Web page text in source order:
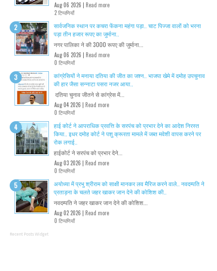
Aug 06 2026 | Read more
2 टिप्पणियाँ
सार्वजनिक स्थान पर कचरा फेंकना महंगा पड़ा.. चाट पिज्जा वालों को भरना
पड़ा तीन हजार रूपए का जुर्माना..
नगर पालिका ने की 3000 रूपए की जुर्माना...
Aug 06 2026 | Read more
0 टिप्पणियाँ
कांग्रेसियों ने मनाया दतिया की जीत का जश्न.. भाजपा खेमे में दमोह उपचुनाव
की हार जैसा सन्नाटा पसरा नजर आया..
दतिया चुनाव जीतने से कांग्रेस में...
Aug 04 2026 | Read more
0 टिप्पणियाँ
हाई कोर्ट ने आपराधिक प्रवत्ति के सरपंच को प्रभार देने का आदेश निरस्त
किया.. इधर दमोह कोर्ट ने पशु क्रूरता मामले में जब्त मवेशी वापस करने पर
रोक लगाई..
हाईकोर्ट ने सरपंच को प्रभार देने...
Aug 03 2026 | Read more
0 टिप्पणियाँ
अयोध्या में प्रभु श्रीराम को साक्षी मानकर लव मैरिज करने वाले.. नवदम्पति ने
प्रताड़ना के चलते जहर खाकर जान देने की कोशिश की..
नवदम्पति ने जहर खाकर जान देने की कोशिश...
Aug 02 2026 | Read more
0 टिप्पणियाँ
Recent Posts Widget